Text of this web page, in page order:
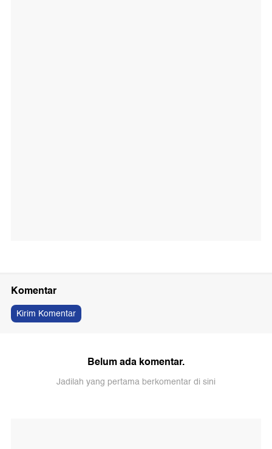
Komentar
Kirim Komentar
Belum ada komentar.
Jadilah yang pertama berkomentar di sini